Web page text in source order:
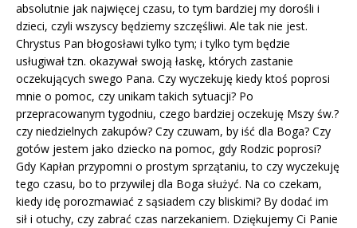
absolutnie jak najwięcej czasu, to tym bardziej my dorośli i
dzieci, czyli wszyscy będziemy szczęśliwi. Ale tak nie jest.
Chrystus Pan błogosławi tylko tym; i tylko tym będzie
usługiwał tzn. okazywał swoją łaskę, których zastanie
oczekujących swego Pana. Czy wyczekuję kiedy ktoś poprosi
mnie o pomoc, czy unikam takich sytuacji? Po
przepracowanym tygodniu, czego bardziej oczekuję Mszy św.?
czy niedzielnych zakupów? Czy czuwam, by iść dla Boga? Czy
gotów jestem jako dziecko na pomoc, gdy Rodzic poprosi?
Gdy Kapłan przypomni o prostym sprzątaniu, to czy wyczekuję
tego czasu, bo to przywilej dla Boga służyć. Na co czekam,
kiedy idę porozmawiać z sąsiadem czy bliskimi? By dodać im
sił i otuchy, czy zabrać czas narzekaniem. Dziękujemy Ci Panie